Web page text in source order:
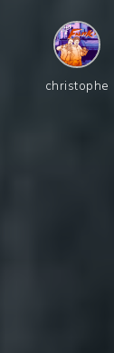
christophe